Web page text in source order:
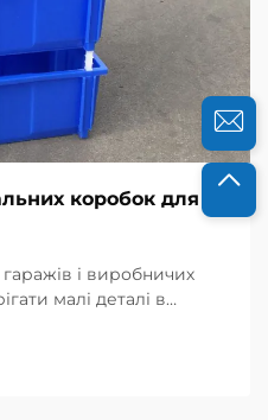
коробок для
і виробничих
малі деталі в
рішенням для